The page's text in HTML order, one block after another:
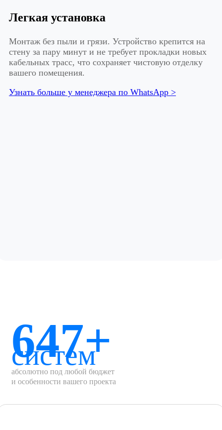
Легкая установка
Монтаж без пыли и грязи. Устройство крепится на
стену за пару минут и не требует прокладки новых
кабельных трасс, что сохраняет чистовую отделку
вашего помещения.
Узнать больше у менеджера по WhatsApp >
647+
систем
абсолютно под любой бюджет
и особенности вашего проекта